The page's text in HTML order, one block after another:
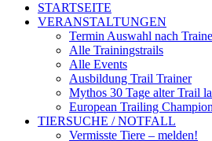
STARTSEITE
VERANSTALTUNGEN
Termin Auswahl nach
Alle Trainingstrails
Alle Events
Ausbildung Trail Trainer
Mythos 30 Tage alter Trail
European Trailing
TIERSUCHE / NOTFALL
Vermisste Tiere – melden!